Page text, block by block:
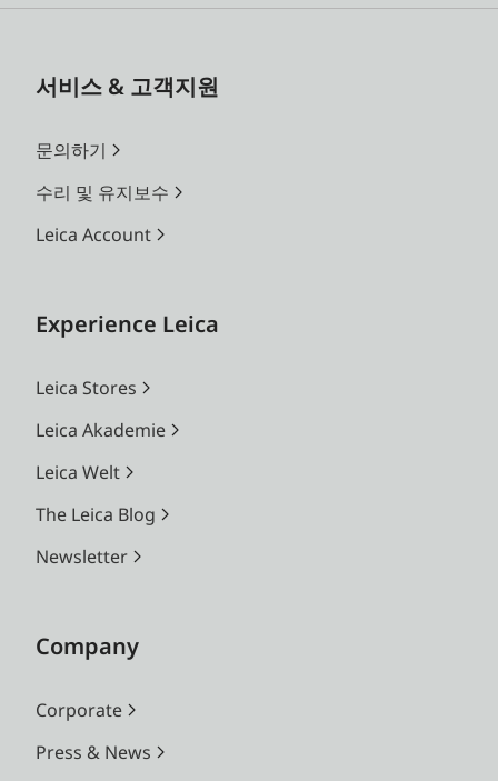
서비스 & 고객지원
문의하기
수리 및 유지보수
Leica Account
Experience Leica
Leica Stores
Leica Akademie
Leica Welt
The Leica Blog
Newsletter
Company
Corporate
Press & News